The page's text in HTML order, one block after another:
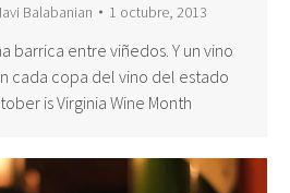
Balabanian 1 octubre, 2013
barrica entre viñedos. Y un vino
cada copa del vino del estado
is Virginia Wine Month